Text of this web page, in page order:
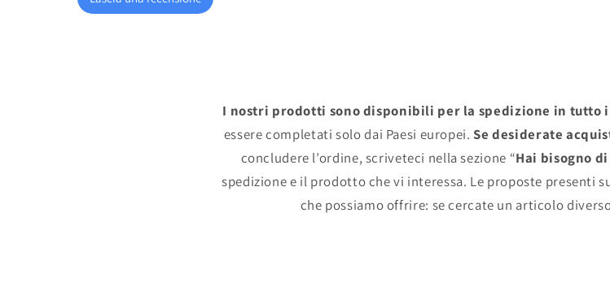
I nostri prodotti sono disponibili per la spedizione in tutto
essere completati solo dai Paesi europei.Se desiderate
concludere l’ordine, scriveteci nella sezione “Hai bisogno
spedizione e il prodotto che vi interessa. Le proposte presenti
che possiamo offrire: se cercate un articolo